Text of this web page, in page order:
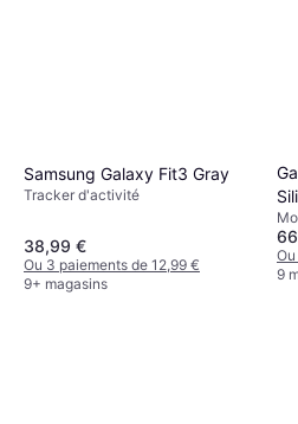
Samsung Galaxy Fit3 Gray
Tracker d'activité
38,99 €
Ou 3 paiements de 12,99 €
9+ magasins
9